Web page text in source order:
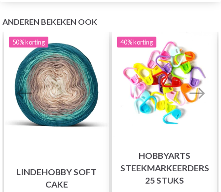
ANDEREN BEKEKEN OOK
50%korting
LINDEHOBBY SOFT
CAKE
40%korting
HOBBYARTS
STEEKMARKEERDERS
25 STUKS